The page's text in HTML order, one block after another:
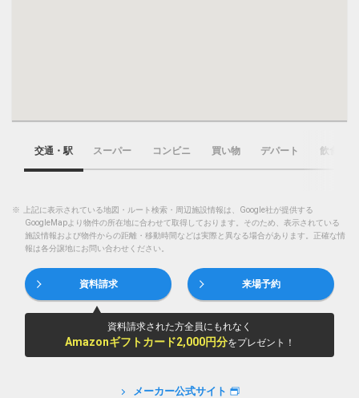
交通・駅 スーパー コンビニ 買い物 デパート 飲食店
※
上記に表示されている地図・ルート検索・周辺施設情報は、Google社が提供する
GoogleMapより物件の所在地に合わせて取得しております。そのため、表示されている
施設情報および物件からの距離・移動時間などは実際と異なる場合があります。正確な情
報は各分譲地にお問い合わせください。
資料請求 来場予約
資料請求された方全員にもれなく
Amazonギフトカード2,000円分をプレゼント！
メーカー公式サイト